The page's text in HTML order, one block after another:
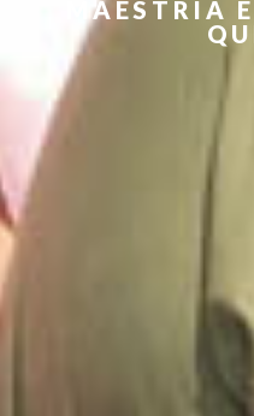
MAESTRÍA